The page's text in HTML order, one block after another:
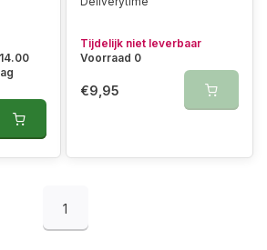
Tijdelijk niet leverbaar
Voorraad 0
€9,95
1